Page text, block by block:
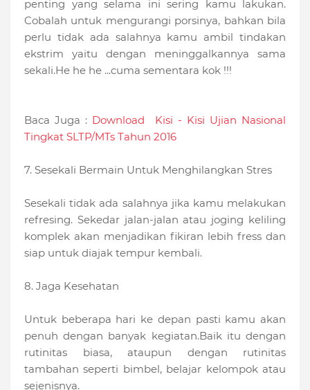
penting yang selama ini sering kamu lakukan.
Cobalah untuk mengurangi porsinya, bahkan bila
perlu tidak ada salahnya kamu ambil tindakan
ekstrim yaitu dengan meninggalkannya sama
sekali.He he he ...cuma sementara kok !!!
Baca Juga : Download Kisi - Kisi Ujian Nasional
Tingkat SLTP/MTs Tahun 2016
7. Sesekali Bermain Untuk Menghilangkan Stres
Sesekali tidak ada salahnya jika kamu melakukan
refresing. Sekedar jalan-jalan atau joging keliling
komplek akan menjadikan fikiran lebih fress dan
siap untuk diajak tempur kembali.
8. Jaga Kesehatan
Untuk beberapa hari ke depan pasti kamu akan
penuh dengan banyak kegiatan.Baik itu dengan
rutinitas biasa, ataupun dengan rutinitas
tambahan seperti bimbel, belajar kelompok atau
sejenisnya.